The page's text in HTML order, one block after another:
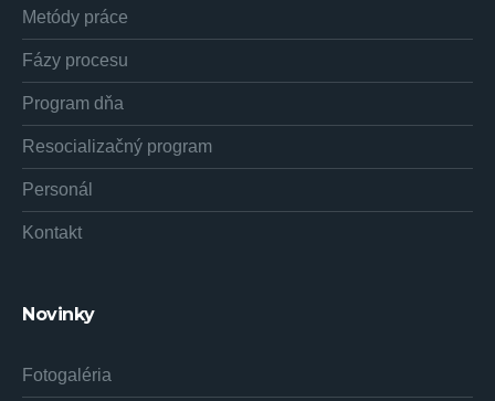
Metódy práce
Fázy procesu
Program dňa
Resocializačný program
Personál
Kontakt
Novinky
Fotogaléria